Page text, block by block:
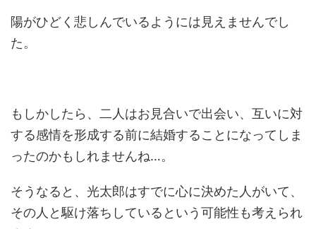
陽がひどく悲しんでいるようには見えませんでし
た。
もしかしたら、二人はお見合いで出会い、互いに対
する感情を形成する前に結婚することになってしま
ったのかもしれませんね…。
そうなると、光太郎はすでに心に決めた人がいて、
その人と駆け落ちしているという可能性も考えられ